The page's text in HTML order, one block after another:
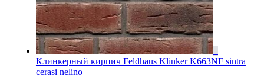
Клинкерный кирпич Feldhaus Klinker K663NF sintra
cerasi nelino